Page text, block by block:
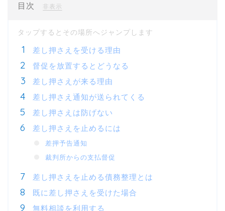
目次 非表示
差し押さえを受ける理由
督促を放置するとどうなる
差し押さえが来る理由
差し押さえ通知が送られてくる
差し押さえは防げない
差し押さえを止めるには
差押予告通知
裁判所からの支払督促
差し押さえを止める債務整理とは
既に差し押さえを受けた場合
無料相談を利用する